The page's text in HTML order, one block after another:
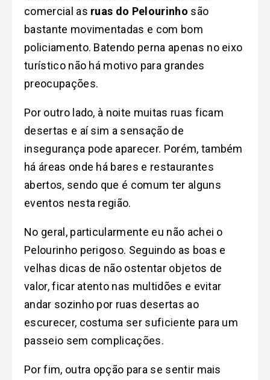
comercial as ruas do Pelourinho são
bastante movimentadas e com bom
policiamento. Batendo perna apenas no eixo
turístico não há motivo para grandes
preocupações.
Por outro lado, à noite muitas ruas ficam
desertas e aí sim a sensação de
insegurança pode aparecer. Porém, também
há áreas onde há bares e restaurantes
abertos, sendo que é comum ter alguns
eventos nesta região.
No geral, particularmente eu não achei o
Pelourinho perigoso. Seguindo as boas e
velhas dicas de não ostentar objetos de
valor, ficar atento nas multidões e evitar
andar sozinho por ruas desertas ao
escurecer, costuma ser suficiente para um
passeio sem complicações.
Por fim, outra opção para se sentir mais